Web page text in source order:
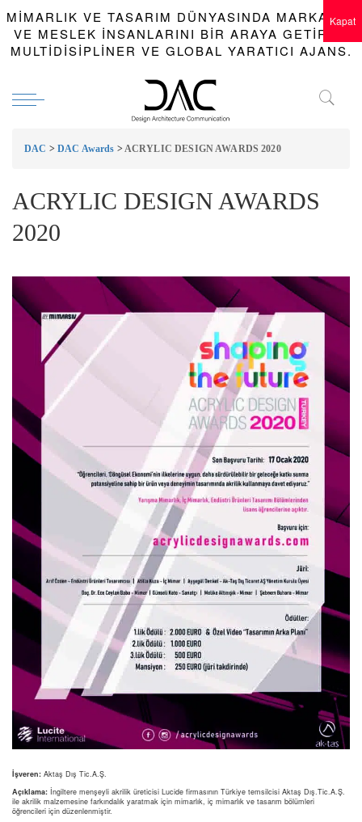
MIMARLIK VE TASARIM DÜNYASINDA MARKALAR
VE MESLEK INSANLARINI BIR ARAYA GETIREN
MULTIDISIPLINER VE GLOBAL YARATICI AJANS.
DAC > DAC Awards > ACRYLIC DESIGN AWARDS 2020
ACRYLIC DESIGN AWARDS
2020
İşveren: Aktaş Dış Tic.A.Ş.
Açıklama: İngiltere menşeyli akrilik üreticisi Lucide firmasının Türkiye temsilcisi Aktaş Dış.Tic.A.Ş.
ile akrilik malzemesine farkındalık yaratmak için mimarlık, iç mimarlık ve tasarım bölümleri
öğrencileri için düzenlenmiştir.
Kapat